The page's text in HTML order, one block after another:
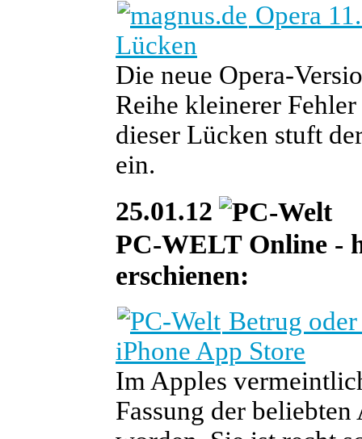
Opera
Lücken
Die neue Opera-
Reihe kleinerer
dieser Lücken stuft
ein.
25.01.12
PC-WELT Online -
erschienen:
Betrug
iPhone App Store
Im Apples
Fassung der